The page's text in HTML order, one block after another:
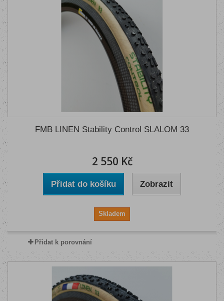
FMB LINEN Stability Control SLALOM 33
2 550 Kč
Přidat do košíku Zobrazit
Skladem
Přidat k porovnání